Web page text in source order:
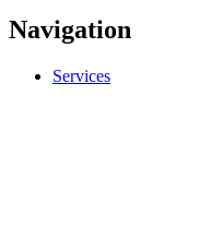
Navigation
Services